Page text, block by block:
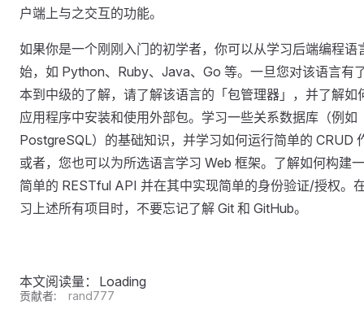
户端上与之交互的功能。
如果你是一个刚刚入门的初学者，你可以从学习后端编程语
始，如 Python、Ruby、Java、Go 等。一旦您对该语言有
本到中级的了解，请了解该语言的「包管理器」，并了解如
应用程序中安装和使用外部包。学习一些关系数据库（例如
PostgreSQL）的基础知识，并学习如何运行简单的 CRUD
或者，您也可以为所选语言学习 Web 框架。了解如何构建
简单的 RESTful API 并在其中实现简单的身份验证/授权。
习上述所有项目时，不要忘记了解 Git 和 GitHub。
本文阅读量： Loading
贡献者: rand777